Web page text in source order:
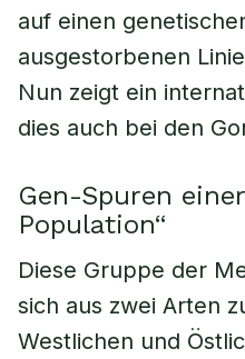
auf einen
ausgestorbenen
Nun zeigt ein
dies auch bei den
Gen-Spuren
Population“
Diese Gruppe der
sich aus zwei Arten
Westlichen und